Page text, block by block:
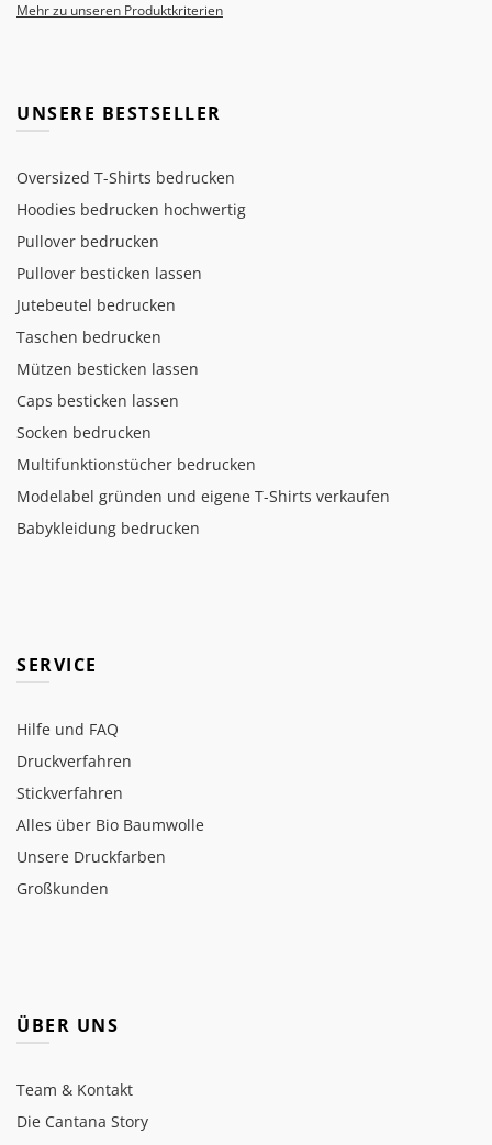
Mehr zu unseren Produktkriterien
UNSERE BESTSELLER
Oversized T-Shirts bedrucken
Hoodies bedrucken hochwertig
Pullover bedrucken
Pullover besticken lassen
Jutebeutel bedrucken
Taschen bedrucken
Mützen besticken lassen
Caps besticken lassen
Socken bedrucken
Multifunktionstücher bedrucken
Modelabel gründen und eigene T-Shirts verkaufen
Babykleidung bedrucken
SERVICE
Hilfe und FAQ
Druckverfahren
Stickverfahren
Alles über Bio Baumwolle
Unsere Druckfarben
Großkunden
ÜBER UNS
Team & Kontakt
Die Cantana Story